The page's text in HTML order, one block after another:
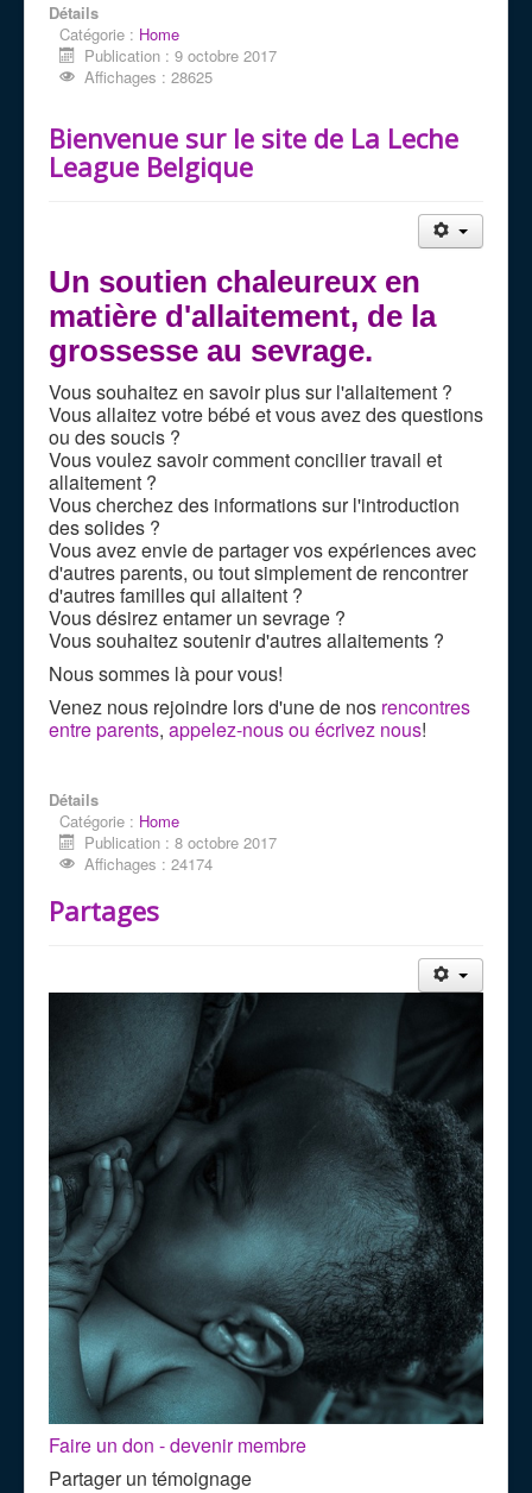
Détails
Catégorie : Home
Publication : 9 octobre 2017
Affichages : 28625
Bienvenue sur le site de La Leche
League Belgique
Un soutien chaleureux en
matière d'allaitement, de la
grossesse au sevrage.
Vous souhaitez en savoir plus sur l'allaitement ?
Vous allaitez votre bébé et vous avez des questions
ou des soucis ?
Vous voulez savoir comment concilier travail et
allaitement ?
Vous cherchez des informations sur l'introduction
des solides ?
Vous avez envie de partager vos expériences avec
d'autres parents, ou tout simplement de rencontrer
d'autres familles qui allaitent ?
Vous désirez entamer un sevrage ?
Vous souhaitez soutenir d'autres allaitements ?
Nous sommes là pour vous!
Venez nous rejoindre lors d'une de nos rencontres
entre parents, appelez-nous ou écrivez nous!
Détails
Catégorie : Home
Publication : 8 octobre 2017
Affichages : 24174
Partages
Faire un don - devenir membre
Partager un témoignage